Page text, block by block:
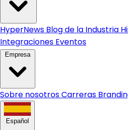
HyperNews Blog de la Industria
Integraciones Eventos
Empresa
Sobre nosotrosCarreras
Español